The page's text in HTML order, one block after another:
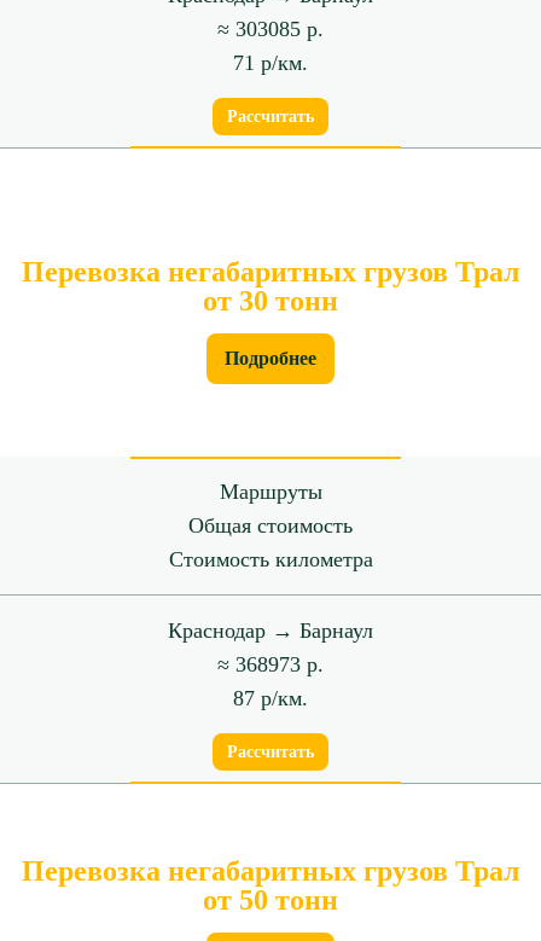
≈ 303085 р.
71 р/км.
Рассчитать
Перевозка негабаритных грузов Трал
от 30 тонн
Подробнее
Маршруты
Общая стоимость
Стоимость километра
Краснодар → Барнаул
≈ 368973 р.
87 р/км.
Рассчитать
Перевозка негабаритных грузов Трал
от 50 тонн